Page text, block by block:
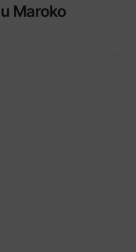
Maroko